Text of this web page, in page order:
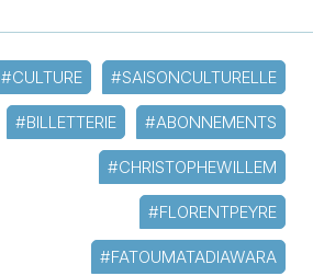
#CULTURE #SAISONCULTURELLE
#BILLETTERIE #ABONNEMENTS
#CHRISTOPHEWILLEM
#FLORENTPEYRE
#FATOUMATADIAWARA